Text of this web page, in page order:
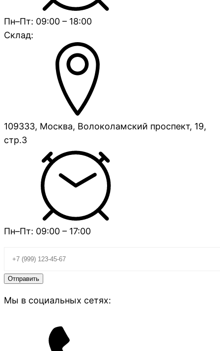
Пн–Пт: 09:00 – 18:00
Склад:
109333, Москва, Волоколамский проспект, 19,
стр.3
Пн–Пт: 09:00 – 17:00
Мы в социальных сетях: